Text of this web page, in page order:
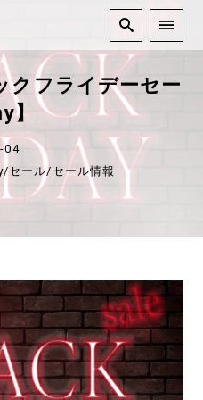
クフライデーセー
】
04
/セール/ セール情報